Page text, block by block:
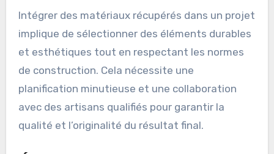
Intégrer des matériaux récupérés dans un projet
implique de sélectionner des éléments durables
et esthétiques tout en respectant les normes
de construction. Cela nécessite une
planification minutieuse et une collaboration
avec des artisans qualifiés pour garantir la
qualité et l’originalité du résultat final.